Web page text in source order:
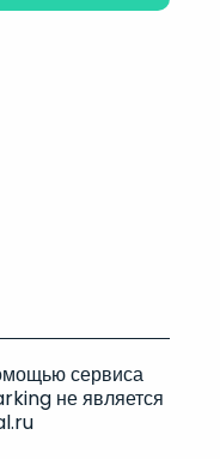
сервиса
не является